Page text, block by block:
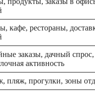
кафе, рестораны,
заказы, дачный спрос,
активность
пляж, прогулки, зоны